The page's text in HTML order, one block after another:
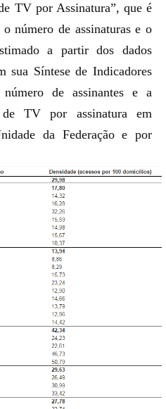
TV por Assinatura”, que é
número de assinaturas e o
a partir dos dados
sua Síntese de Indicadores
de assinantes e a
de TV por assinatura em
da Federação e por